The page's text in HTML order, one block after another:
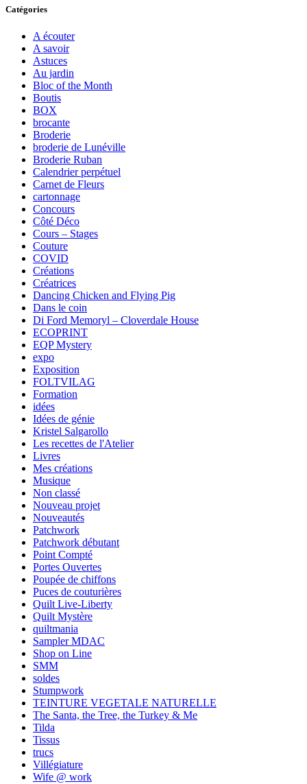
Catégories
A écouter
A savoir
Astuces
Au jardin
Bloc of the Month
Boutis
BOX
brocante
Broderie
broderie de Lunéville
Broderie Ruban
Calendrier perpétuel
Carnet de Fleurs
cartonnage
Concours
Côté Déco
Cours – Stages
Couture
COVID
Créations
Créatrices
Dancing Chicken and Flying Pig
Dans le coin
Di Ford Memoryl – Cloverdale House
ECOPRINT
EQP Mystery
expo
Exposition
FOLTVILAG
Formation
idées
Idées de génie
Kristel Salgarollo
Les recettes de l'Atelier
Livres
Mes créations
Musique
Non classé
Nouveau projet
Nouveautés
Patchwork
Patchwork débutant
Point Compté
Portes Ouvertes
Poupée de chiffons
Puces de couturières
Quilt Live-Liberty
Quilt Mystère
quiltmania
Sampler MDAC
Shop on Line
SMM
soldes
Stumpwork
TEINTURE VEGETALE NATURELLE
The Santa, the Tree, the Turkey & Me
Tilda
Tissus
trucs
Villégiature
Wife @ work